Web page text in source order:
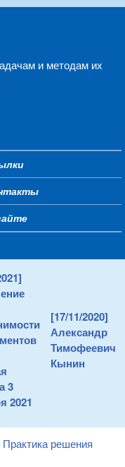
и методам их
menu
3
2021
[17/11/2020]
Александр
Тимофеевич
Кынин
Практика решения